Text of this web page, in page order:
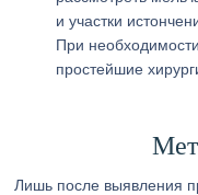
и участки
При
простейшие
Лишь после выявления